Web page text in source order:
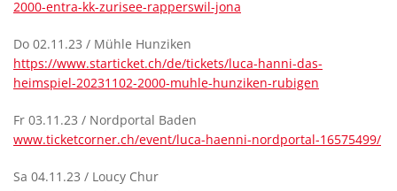
2000-entra-kk-zurisee-rapperswil-jona
Do 02.11.23 / Mühle Hunziken
https://www.starticket.ch/de/tickets/luca-hanni-das-
heimspiel-20231102-2000-muhle-hunziken-rubigen
Fr 03.11.23 / Nordportal Baden
www.ticketcorner.ch/event/luca-haenni-nordportal-16575499/
Sa 04.11.23 / Loucy Chur